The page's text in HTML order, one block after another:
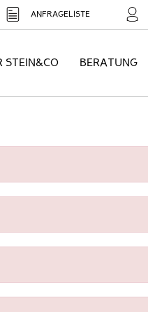
ANFRAGELISTE
STEIN&CO BERATUNG